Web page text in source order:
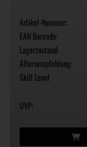
Artikel-Nummer:
EAN Barcode:
Lagerzustand:
Altersempfehlung:
Skill Level
UVP: